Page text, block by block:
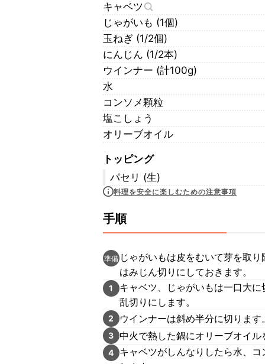
キャベツ
じゃがいも (1個)
玉ねぎ (1/2個)
にんじん (1/2本)
ウインナー (計100g)
水
コンソメ顆粒
塩こしょう
オリーブオイル
トッピング
パセリ (生)
料理を安全に楽しむための注意事項
手順
準備 じゃがいもは皮をむいて芽を取
はみじん切りにしておきます。
1
キャベツ、じゃがいもは一口大
乱切りにします。
2 ウインナーは斜め半分に切ります
3 中火で熱した鍋にオリーブオイ
4
キャベツがしんなりしたら水、